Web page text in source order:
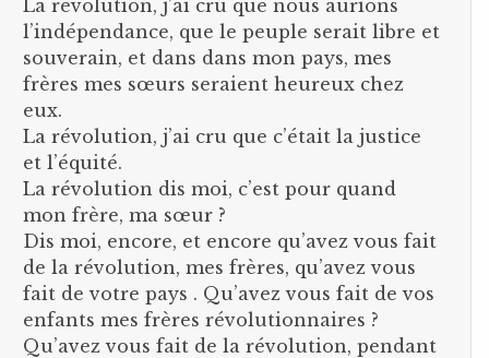
La révolution, j’ai cru que nous aurions
l’indépendance, que le peuple serait libre et
souverain, et dans dans mon pays, mes
frères mes sœurs seraient heureux chez
eux.
La révolution, j’ai cru que c’était la justice
et l’équité.
La révolution dis moi, c’est pour quand
mon frère, ma sœur ?
Dis moi, encore, et encore qu’avez vous fait
de la révolution, mes frères, qu’avez vous
fait de votre pays . Qu’avez vous fait de vos
enfants mes frères révolutionnaires ?
Qu’avez vous fait de la révolution, pendant